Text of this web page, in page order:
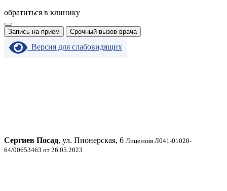
обратиться в клинику
Запись на прием Срочный вызов врача
Версия для слабовидящих
Сергиев Посад, ул. Пионерская, 6 Лицензия Л041-01020-
64/00653463 от 26.05.2023